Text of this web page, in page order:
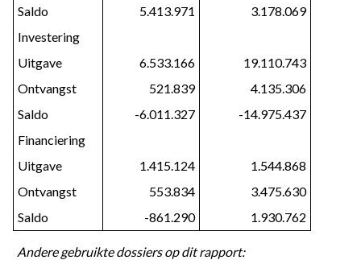
Saldo
5.413.971
3.178.069
Investering
Uitgave
6.533.166
19.110.743
Ontvangst
521.839
4.135.306
Saldo
-6.011.327
-14.975.437
Financiering
Uitgave
1.415.124
1.544.868
Ontvangst
553.834
3.475.630
Saldo
-861.290 1.930.762
Andere gebruikte dossiers op dit rapport: